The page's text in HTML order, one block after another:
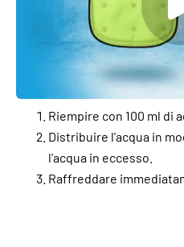
Riempire con 100 ml di
Distribuire l'acqua in
l'acqua in eccesso.
Raffreddare